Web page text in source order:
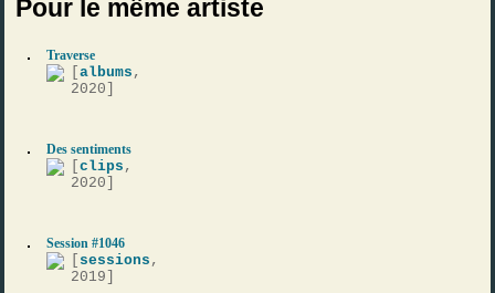
Pour le même artiste
Traverse
[albums ,
2020]
Des sentiments
[clips ,
2020]
Session #1046
sessions ,
2019]